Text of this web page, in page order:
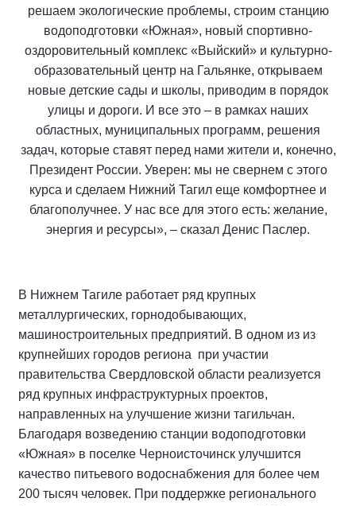
решаем экологические проблемы, строим станцию
водоподготовки «Южная», новый спортивно-
оздоровительный комплекс «Выйский» и культурно-
образовательный центр на Гальянке, открываем
новые детские сады и школы, приводим в порядок
улицы и дороги. И все это – в рамках наших
областных, муниципальных программ, решения
задач, которые ставят перед нами жители и, конечно,
Президент России. Уверен: мы не свернем с этого
курса и сделаем Нижний Тагил еще комфортнее и
благополучнее. У нас все для этого есть: желание,
энергия и ресурсы», – сказал Денис Паслер.
В Нижнем Тагиле работает ряд крупных
металлургических, горнодобывающих,
машиностроительных предприятий. В одном из из
крупнейших городов региона при участии
правительства Свердловской области реализуется
ряд крупных инфраструктурных проектов,
направленных на улучшение жизни тагильчан.
Благодаря возведению станции водоподготовки
«Южная» в поселке Черноисточинск улучшится
качество питьевого водоснабжения для более чем
200 тысяч человек. При поддержке регионального